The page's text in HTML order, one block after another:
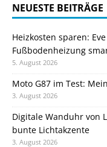
NEUESTE BEITRÄGE
Heizkosten sparen:
Fußbodenheizung
5. August 2026
Moto G87 im Test:
3. August 2026
Digitale Wanduhr von
bunte Lichtakzente
3. August 2026